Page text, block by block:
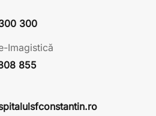
300
Imagistică
855